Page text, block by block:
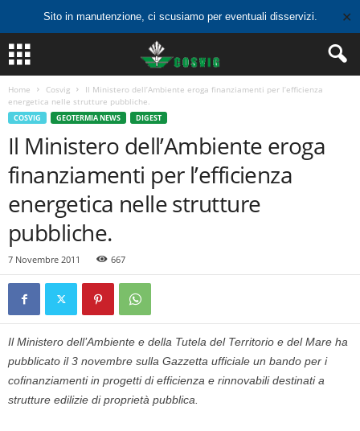
Sito in manutenzione, ci scusiamo per eventuali disservizi. ✕
Home Cosvig
Il Ministero dell’Ambiente eroga finanziamenti per l’efficienza
energetica nelle strutture pubbliche.
COSVIG GEOTERMIA NEWS DIGEST
Il Ministero dell’Ambiente eroga
finanziamenti per l’efficienza
energetica nelle strutture
pubbliche.
7 Novembre 2011 667
Il Ministero dell’Ambiente e della Tutela del Territorio e del Mare ha
pubblicato il 3 novembre sulla Gazzetta ufficiale un bando per i
cofinanziamenti in progetti di efficienza e rinnovabili destinati a
strutture edilizie di proprietà pubblica.